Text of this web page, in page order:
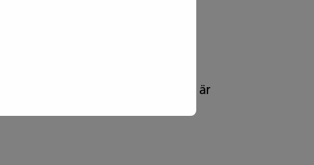
samt veckoslutsarbete.
i grundexamen är